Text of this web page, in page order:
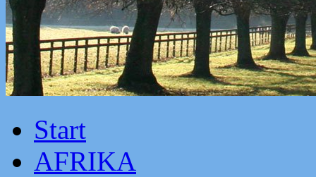
Start
AFRIKA